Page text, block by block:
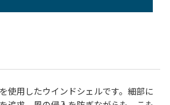
使用したウインドシェルです。細部に